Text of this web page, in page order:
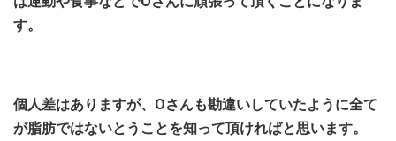
す。
個人差はありますが、Oさんも勘違いしていたように全て
が脂肪ではないとうことを知って頂ければと思います。